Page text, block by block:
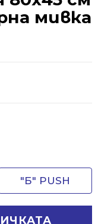
мивка
"Б" PUSH